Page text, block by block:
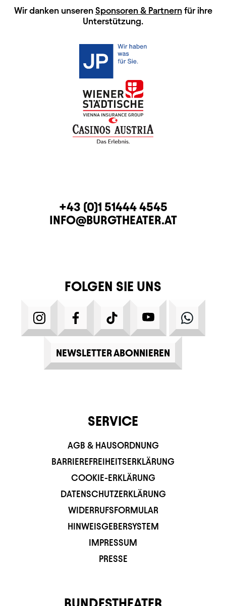
HAUPTSPONSOREN
Wir danken unseren Sponsoren & Partnernfür ihre
Unterstützung.
KONTAKTTELEFON
+43 (0)1 51444 4545
E-MAIL
INFO@BURGTHEATER.AT
FOLGEN SIE UNS
INSTAGRAMFACEBOOKTIKTOK YOUTUBE
NEWSLETTER ABONNIEREN
SERVICE
AGB & HAUSORDNUNG
BARRIEREFREIHEITSERKLÄRUNG
COOKIE-ERKLÄRUNG
DATENSCHUTZERKLÄRUNG
WIDERRUFSFORMULAR
HINWEISGEBERSYSTEM
IMPRESSUM
PRESSE